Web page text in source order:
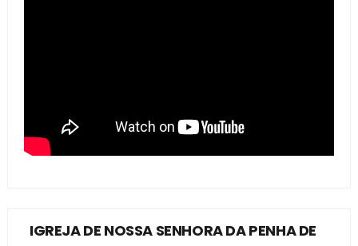
IGREJA DE NOSSA SENHORA DA PENHA DE